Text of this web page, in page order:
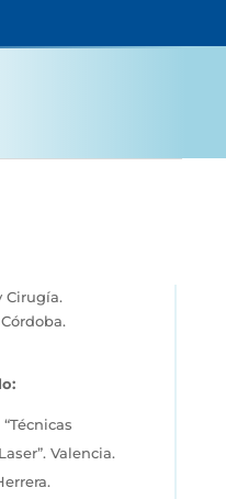
Cirugía.
Valencia.